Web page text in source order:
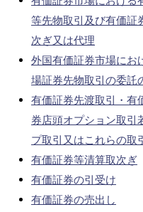
等先物取引及び有価証
次ぎ又は代理
外国有価証券市場にお
場証券先物取引の委託
有価証券先渡取引・有
券店頭オプション取引
プ取引又はこれらの取
有価証券等清算取次ぎ
有価証券の引受け
有価証券の売出し